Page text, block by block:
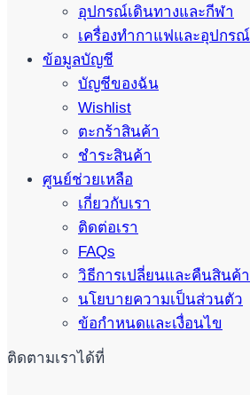
อุปกรณ์เดินทางและกีฬา
เครื่องทำกาแฟและอุปกรณ์
ข้อมูลบัญชี
บัญชีของฉัน
Wishlist
ตะกร้าสินค้า
ชำระสินค้า
ศูนย์ช่วยเหลือ
เกี่ยวกับเรา
ติดต่อเรา
FAQs
วิธีการเปลี่ยนและคืนสินค้า
นโยบายความเป็นส่วนตัว
ข้อกำหนดและเงื่อนไข
ติดตามเราได้ที่